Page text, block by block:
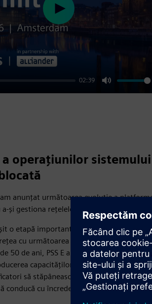
02:39
Mute
Play
a operațiunilor
anunțat următoarea evoluție a
și gestiona rețelele cu o viteză mai mare
o etapă importantă în planificarea
cu următoarea generație de PSS E pe
50 de ani, PSS E a fost considerat pe
capacităților agentice bazate pe
să stăpânească complexitatea în
conducă cu încredere următoarea eră a